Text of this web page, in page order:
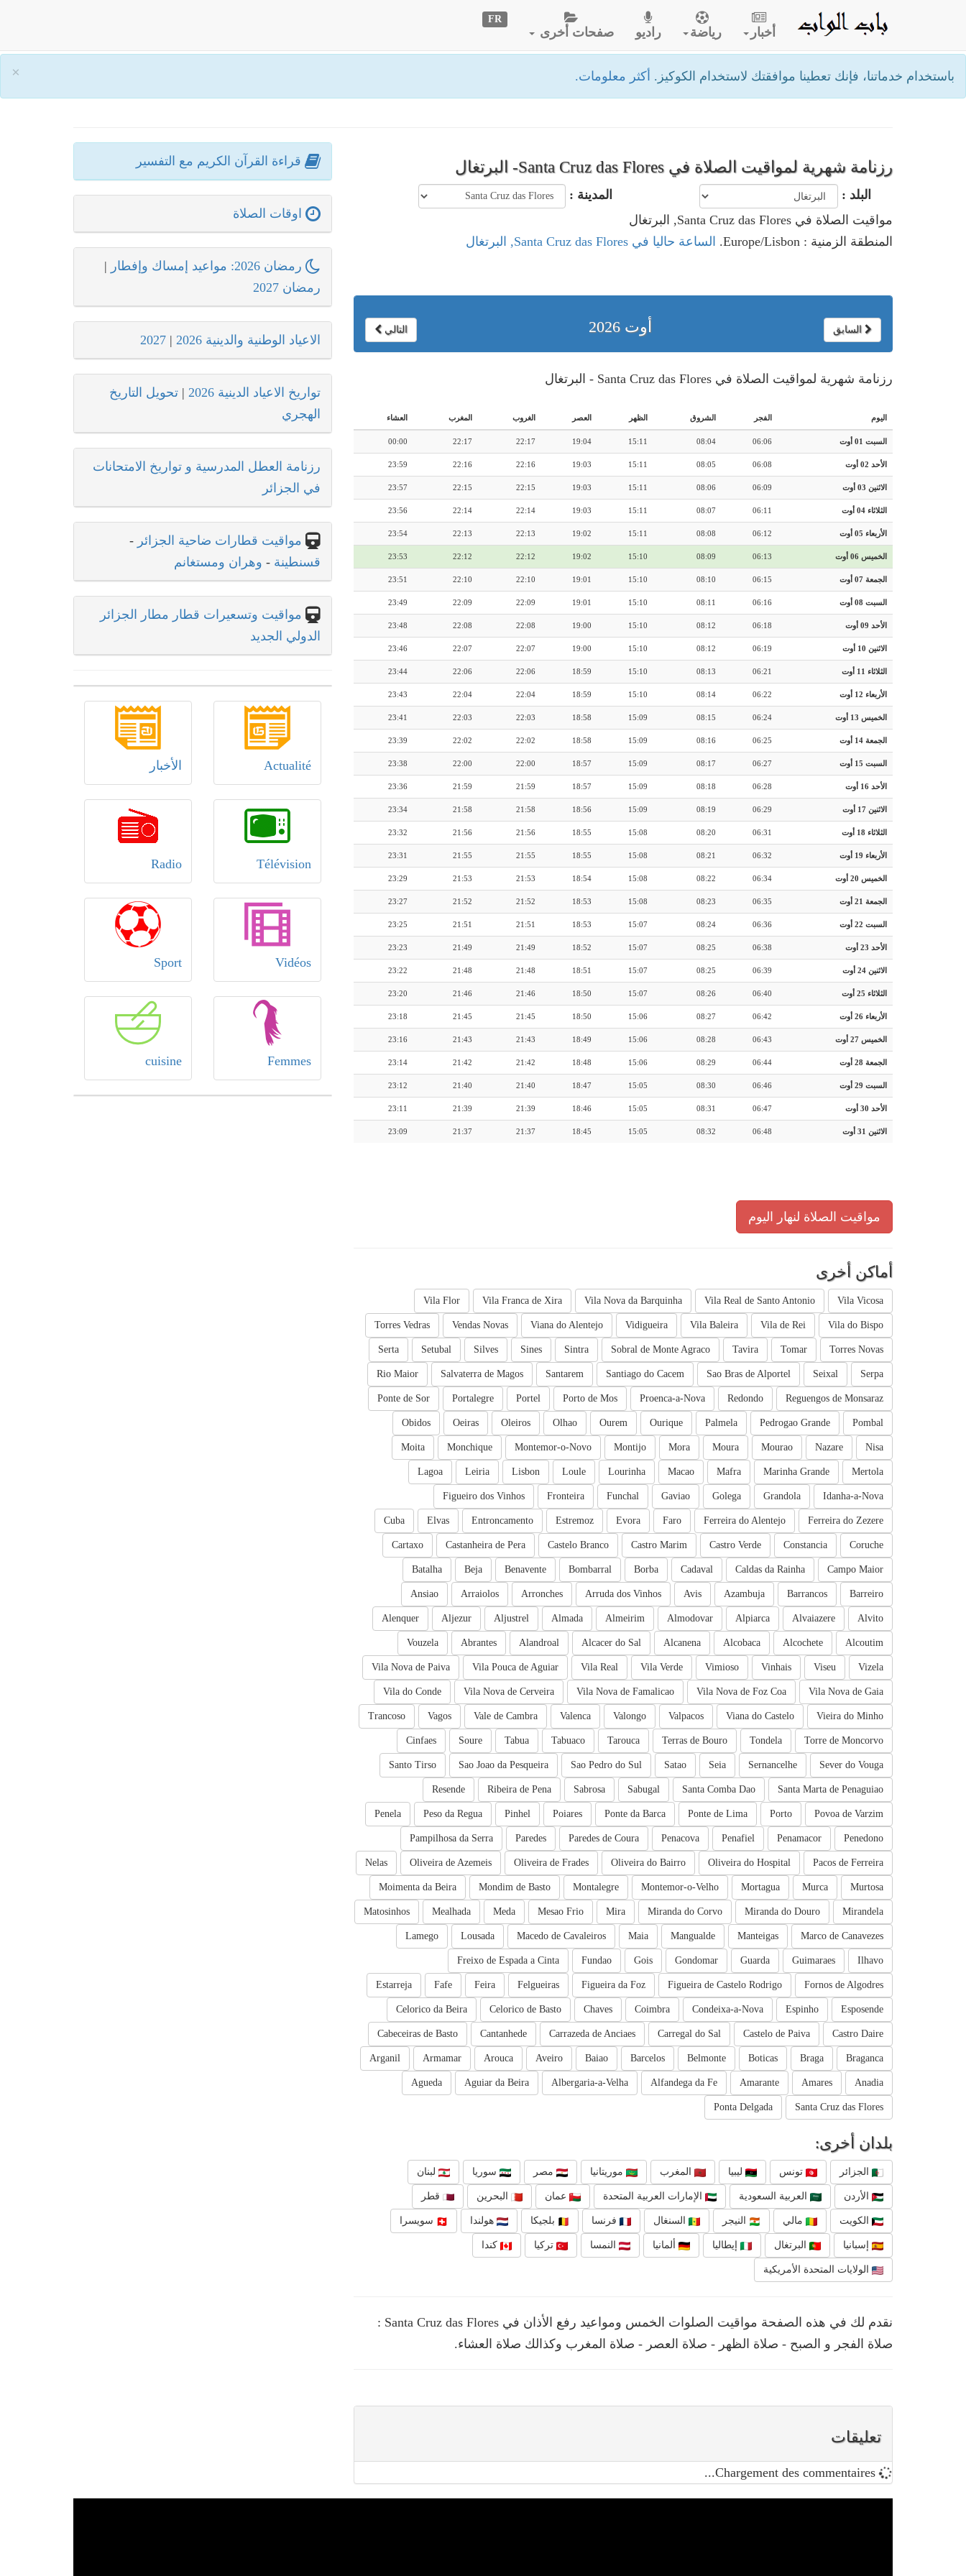
× باستخدام خدماتنا، فإنك تعطينا موافقتك لاستخدام الكوكيز. أكثر معلومات.
أخبار رياضة راديو صفحات أخرى
FR
رزنامة شهرية لمواقيت الصلاة في Santa Cruz das Flores- البرتغال
البلد :
المدينة :
مواقيت الصلاة في Santa Cruz das Flores, البرتغال
المنطقة الزمنية : Europe/Lisbon.
الساعة حاليا في Santa Cruz das Flores, البرتغال
السابق أوت 2026 التالي
رزنامة شهرية لمواقيت الصلاة في Santa Cruz das Flores - البرتغال
اليوم الفجر الشروق الظهر العصر الغروب المغرب العشاء
السبت 01 أوت 06:06
08:04
15:11
19:04
22:17
22:17
00:00
الأحد 02 أوت 06:08
08:05
15:11
19:03
22:16
22:16
23:59
الاثنين 03 أوت 06:09
08:06
15:11
19:03
22:15
22:15
23:57
الثلاثاء 04 أوت 06:11
08:07
15:11
19:03
22:14
22:14
23:56
الأربعاء 05 أوت 06:12
08:08
15:11
19:02
22:13
22:13
23:54
الخميس 06 أوت 06:13
08:09
15:10
19:02
22:12
22:12
23:53
الجمعة 07 أوت 06:15
08:10
15:10
19:01
22:10
22:10
23:51
السبت 08 أوت 06:16
08:11
15:10
19:01
22:09
22:09
23:49
الأحد 09 أوت 06:18
08:12
15:10
19:00
22:08
22:08
23:48
الاثنين 10 أوت 06:19
08:12
15:10
19:00
22:07
22:07
23:46
الثلاثاء 11 أوت 06:21
08:13
15:10
18:59
22:06
22:06
23:44
الأربعاء 12 أوت 06:22
08:14
15:10
18:59
22:04
22:04
23:43
الخميس 13 أوت 06:24
08:15
15:09
18:58
22:03
22:03
23:41
الجمعة 14 أوت 06:25
08:16
15:09
18:58
22:02
22:02
23:39
السبت 15 أوت 06:27
08:17
15:09
18:57
22:00
22:00
23:38
الأحد 16 أوت 06:28
08:18
15:09
18:57
21:59
21:59
23:36
الاثنين 17 أوت 06:29
08:19
15:09
18:56
21:58
21:58
23:34
الثلاثاء 18 أوت 06:31
08:20
15:08
18:55
21:56
21:56
23:32
الأربعاء 19 أوت 06:32
08:21
15:08
18:55
21:55
21:55
23:31
الخميس 20 أوت 06:34
08:22
15:08
18:54
21:53
21:53
23:29
الجمعة 21 أوت 06:35
08:23
15:08
18:53
21:52
21:52
23:27
السبت 22 أوت 06:36
08:24
15:07
18:53
21:51
21:51
23:25
الأحد 23 أوت 06:38
08:25
15:07
18:52
21:49
21:49
23:23
الاثنين 24 أوت 06:39
08:25
15:07
18:51
21:48
21:48
23:22
الثلاثاء 25 أوت 06:40
08:26
15:07
18:50
21:46
21:46
23:20
الأربعاء 26 أوت 06:42
08:27
15:06
18:50
21:45
21:45
23:18
الخميس 27 أوت 06:43
08:28
15:06
18:49
21:43
21:43
23:16
الجمعة 28 أوت 06:44
08:29
15:06
18:48
21:42
21:42
23:14
السبت 29 أوت 06:46
08:30
15:05
18:47
21:40
21:40
23:12
الأحد 30 أوت 06:47
08:31
15:05
18:46
21:39
21:39
23:11
الاثنين 31 أوت 06:48
08:32
15:05
18:45
21:37
21:37
23:09
مواقيت الصلاة لنهار اليوم
أماكن أخرى
Vila Vicosa
Vila Real de Santo Antonio
Vila Nova da Barquinha
Vila Franca de Xira
Vila Flor
Vila do Bispo
Vila de Rei
Vila Baleira
Vidigueira
Viana do Alentejo
Vendas Novas
Torres Vedras
Torres Novas
Tomar
Tavira
Sobral de Monte Agraco
Sintra
Sines
Silves
Setubal
Serta
Serpa
Seixal
Sao Bras de Alportel
Santiago do Cacem
Santarem
Salvaterra de Magos
Rio Maior
Reguengos de Monsaraz
Redondo
Proenca-a-Nova
Porto de Mos
Portel
Portalegre
Ponte de Sor
Pombal
Pedrogao Grande
Palmela
Ourique
Ourem
Olhao
Oleiros
Oeiras
Obidos
Nisa
Nazare
Mourao
Moura
Mora
Montijo
Montemor-o-Novo
Monchique
Moita
Mertola
Marinha Grande
Mafra
Macao
Lourinha
Loule
Lisbon
Leiria
Lagoa
Idanha-a-Nova
Grandola
Golega
Gaviao
Funchal
Fronteira
Figueiro dos Vinhos
Ferreira do Zezere
Ferreira do Alentejo
Faro
Evora
Estremoz
Entroncamento
Elvas
Cuba
Coruche
Constancia
Castro Verde
Castro Marim
Castelo Branco
Castanheira de Pera
Cartaxo
Campo Maior
Caldas da Rainha
Cadaval
Borba
Bombarral
Benavente
Beja
Batalha
Barreiro
Barrancos
Azambuja
Avis
Arruda dos Vinhos
Arronches
Arraiolos
Ansiao
Alvito
Alvaiazere
Alpiarca
Almodovar
Almeirim
Almada
Aljustrel
Aljezur
Alenquer
Alcoutim
Alcochete
Alcobaca
Alcanena
Alcacer do Sal
Alandroal
Abrantes
Vouzela
Vizela
Viseu
Vinhais
Vimioso
Vila Verde
Vila Real
Vila Pouca de Aguiar
Vila Nova de Paiva
Vila Nova de Gaia
Vila Nova de Foz Coa
Vila Nova de Famalicao
Vila Nova de Cerveira
Vila do Conde
Vieira do Minho
Viana do Castelo
Valpacos
Valongo
Valenca
Vale de Cambra
Vagos
Trancoso
Torre de Moncorvo
Tondela
Terras de Bouro
Tarouca
Tabuaco
Tabua
Soure
Cinfaes
Sever do Vouga
Sernancelhe
Seia
Satao
Sao Pedro do Sul
Sao Joao da Pesqueira
Santo Tirso
Santa Marta de Penaguiao
Santa Comba Dao
Sabugal
Sabrosa
Ribeira de Pena
Resende
Povoa de Varzim
Porto
Ponte de Lima
Ponte da Barca
Poiares
Pinhel
Peso da Regua
Penela
Penedono
Penamacor
Penafiel
Penacova
Paredes de Coura
Paredes
Pampilhosa da Serra
Pacos de Ferreira
Oliveira do Hospital
Oliveira do Bairro
Oliveira de Frades
Oliveira de Azemeis
Nelas
Murtosa
Murca
Mortagua
Montemor-o-Velho
Montalegre
Mondim de Basto
Moimenta da Beira
Mirandela
Miranda do Douro
Miranda do Corvo
Mira
Mesao Frio
Meda
Mealhada
Matosinhos
Marco de Canavezes
Manteigas
Mangualde
Maia
Macedo de Cavaleiros
Lousada
Lamego
Ilhavo
Guimaraes
Guarda
Gondomar
Gois
Fundao
Freixo de Espada a Cinta
Fornos de Algodres
Figueira de Castelo Rodrigo
Figueira da Foz
Felgueiras
Feira
Fafe
Estarreja
Esposende
Espinho
Condeixa-a-Nova
Coimbra
Chaves
Celorico de Basto
Celorico da Beira
Castro Daire
Castelo de Paiva
Carregal do Sal
Carrazeda de Anciaes
Cantanhede
Cabeceiras de Basto
Braganca
Braga
Boticas
Belmonte
Barcelos
Baiao
Aveiro
Arouca
Armamar
Arganil
Anadia
Amares
Amarante
Alfandega da Fe
Albergaria-a-Velha
Aguiar da Beira
Agueda
Santa Cruz das Flores
Ponta Delgada
بلدان أخرى:
الجزائر تونس ليبيا المغرب موريتانيا مصر سوريا لبنان
الأردن العربية السعودية الإمارات العربية المتحدة عمان البحرين قطر
الكويت مالي النيجر السنغال فرنسا بلجيكا هولندا سويسرا
إسبانيا البرتغال إيطاليا ألمانيا النمسا تركيا كندا
الولايات المتحدة الأمريكية
نقدم لك في هذه الصفحة مواقيت الصلوات الخمس ومواعيد رفع الأذان في Santa Cruz das Flores :
صلاة الفجر و الصبح - صلاة الظهر - صلاة العصر - صلاة المغرب وكذالك صلاة العشاء.
تعليقات
Chargement des commentaires...
قراءة القرآن الكريم مع التفسير
اوقات الصلاة
رمضان 2026: مواعيد إمساك وإفطار
|
رمضان 2027
الاعياد الوطنية والدينية 2026 |
2027
تواريخ الاعياد الدينية 2026 | تحويل التاريخ
الهجري
رزنامة العطل المدرسية و تواريخ الامتحانات
في الجزائر
مواقيت قطارات ضاحية الجزائر -
قسنطينة - وهران ومستغانم
مواقيت وتسعيرات قطار مطار الجزائر
الدولي الجديد
Actualité الأخبار
Télévision
Radio
Vidéos
Sport
Femmes
cuisine